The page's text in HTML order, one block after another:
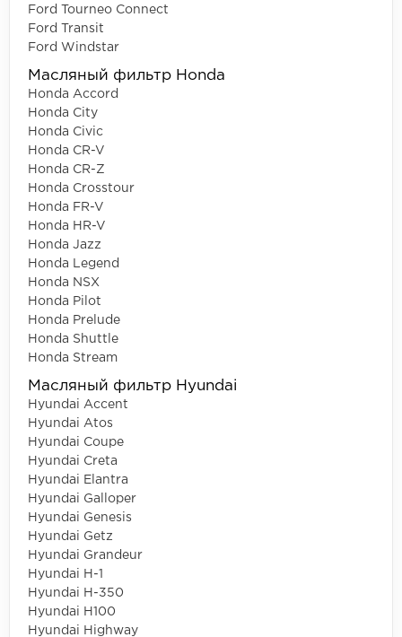
Ford Tourneo Connect
Ford Transit
Ford Windstar
Масляный фильтр Honda
Honda Accord
Honda City
Honda Civic
Honda CR-V
Honda CR-Z
Honda Crosstour
Honda FR-V
Honda HR-V
Honda Jazz
Honda Legend
Honda NSX
Honda Pilot
Honda Prelude
Honda Shuttle
Honda Stream
Масляный фильтр Hyundai
Hyundai Accent
Hyundai Atos
Hyundai Coupe
Hyundai Creta
Hyundai Elantra
Hyundai Galloper
Hyundai Genesis
Hyundai Getz
Hyundai Grandeur
Hyundai H-1
Hyundai H-350
Hyundai H100
Hyundai Highway